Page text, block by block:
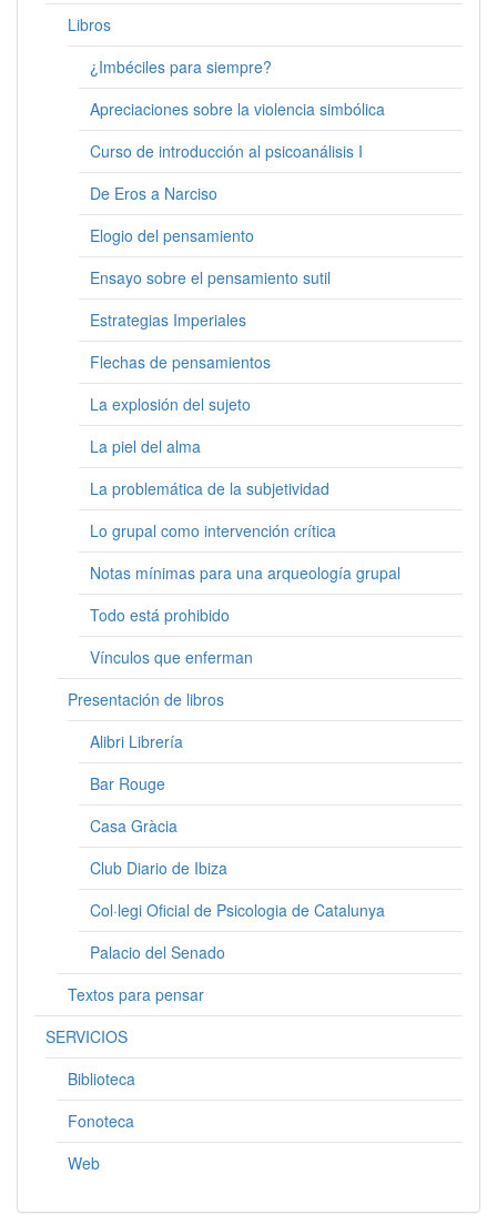
Libros
¿Imbéciles para siempre?
Apreciaciones sobre la violencia simbólica
Curso de introducción al psicoanálisis I
De Eros a Narciso
Elogio del pensamiento
Ensayo sobre el pensamiento sutil
Estrategias Imperiales
Flechas de pensamientos
La explosión del sujeto
La piel del alma
La problemática de la subjetividad
Lo grupal como intervención crítica
Notas mínimas para una arqueología grupal
Todo está prohibido
Vínculos que enferman
Presentación de libros
Alibri Librería
Bar Rouge
Casa Gràcia
Club Diario de Ibiza
Col·legi Oficial de Psicologia de Catalunya
Palacio del Senado
Textos para pensar
SERVICIOS
Biblioteca
Fonoteca
Web